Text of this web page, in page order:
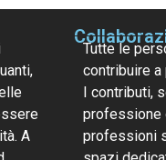
A
Tutte le
contribuire
I contributi,
professione
professioni